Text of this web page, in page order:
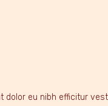
dolor eu nibh efficitur